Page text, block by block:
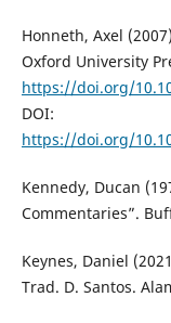
Honneth, Axel
Oxford University
https://doi.org/
DOI:
https://doi.org/
Kennedy, Ducan
Commentaries”.
Keynes, Daniel
Trad. D. Santos.